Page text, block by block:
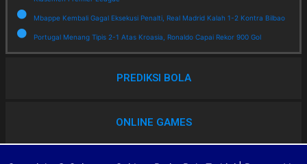
Mbappe Kembali Gagal Eksekusi Penalti, Real Madrid Kalah 1-2 Kontra Bilbao
Portugal Menang Tipis 2-1 Atas Kroasia, Ronaldo Capai Rekor 900 Gol
PREDIKSI BOLA
ONLINE GAMES